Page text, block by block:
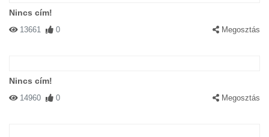
Nincs cím!
13661 0 Megosztás
Nincs cím!
14960 0 Megosztás